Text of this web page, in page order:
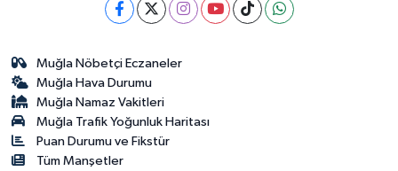
Muğla Nöbetçi Eczaneler
Muğla Hava Durumu
Muğla Namaz Vakitleri
Muğla Trafik Yoğunluk Haritası
Puan Durumu ve Fikstür
Tüm Manşetler